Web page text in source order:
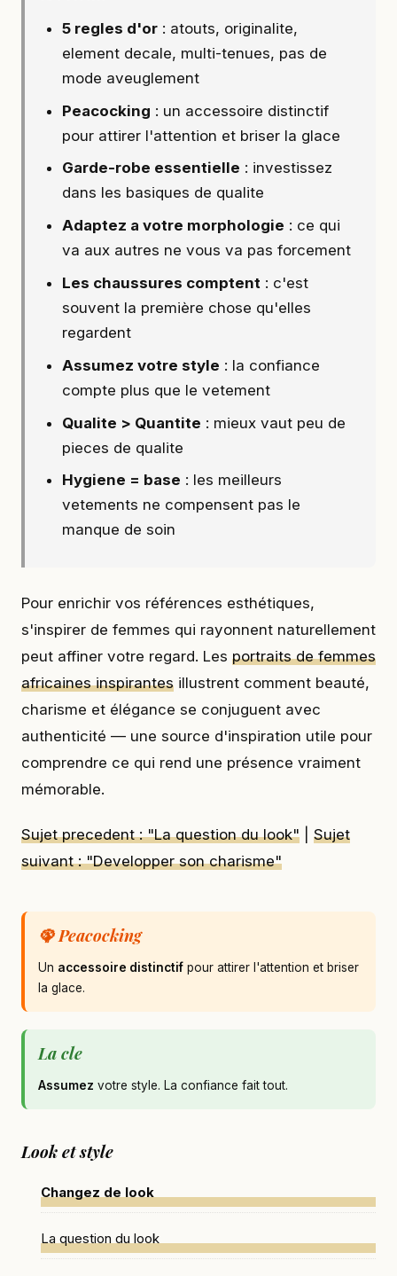
5 regles d'or : atouts, originalite,
element decale, multi-tenues, pas de
mode aveuglement
Peacocking : un accessoire distinctif
pour attirer l'attention et briser la glace
Garde-robe essentielle : investissez
dans les basiques de qualite
Adaptez a votre morphologie : ce qui
va aux autres ne vous va pas forcement
Les chaussures comptent : c'est
souvent la première chose qu'elles
regardent
Assumez votre style : la confiance
compte plus que le vetement
Qualite > Quantite : mieux vaut peu de
pieces de qualite
Hygiene = base : les meilleurs
vetements ne compensent pas le
manque de soin
Pour enrichir vos références esthétiques,
s'inspirer de femmes qui rayonnent naturellement
peut affiner votre regard. Les portraits de femmes
africaines inspirantes illustrent comment beauté,
charisme et élégance se conjuguent avec
authenticité — une source d'inspiration utile pour
comprendre ce qui rend une présence vraiment
mémorable.
Sujet precedent : "La question du look"
Sujet
suivant : "Developper son charisme"
🦚 Peacocking
Un accessoire distinctif pour attirer l'attention et briser
la glace.
La cle
Assumez votre style. La confiance fait tout.
Look et style
Changez de look
La question du look